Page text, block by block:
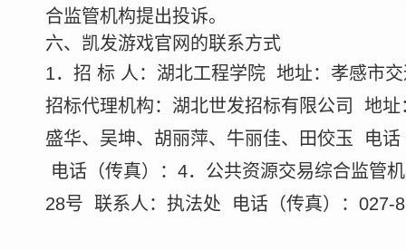
合监管机构提出投诉。
六、凯发游戏官网的联系方式
1．招 标 人：湖北工程学院 地址：孝感市
招标代理机构：湖北世发招标有限公司 地
盛华、吴坤、胡丽萍、牛丽佳、田佼玉 电
电话（传真）：4．公共资源交易综合监管
28号 联系人：执法处 电话（传真）：027-